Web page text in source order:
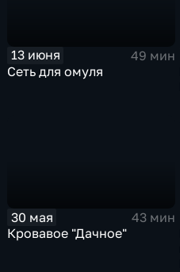
13 июня
49 мин
Сеть для омуля
30 мая
43 мин
Кровавое "Дачное"